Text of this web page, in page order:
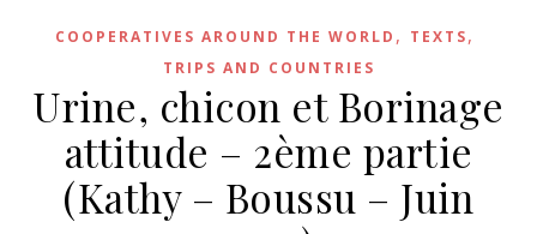
COOPERATIVES AROUND THE WORLD , TEXTS,
TRIPS AND COUNTRIES
Urine, chicon et Borinage
attitude – 2ème partie
(Kathy – Boussu – Juin